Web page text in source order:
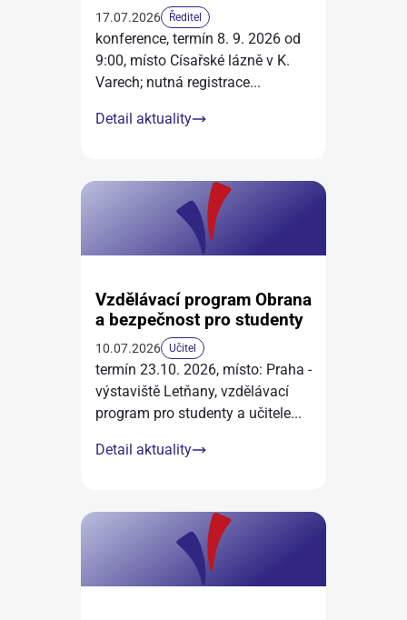
17.07.2026 Ředitel
konference, termín 8. 9. 2026 od
9:00, místo Císařské lázně v K.
Varech; nutná registrace...
Detail aktuality
Vzdělávací program Obrana
a bezpečnost pro studenty
10.07.2026 Učitel
termín 23.10. 2026, místo: Praha -
výstaviště Letňany, vzdělávací
program pro studenty a učitele...
Detail aktuality